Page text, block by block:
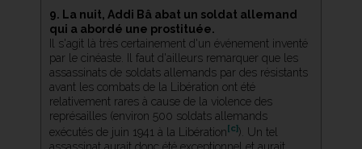
9. La nuit, Addi Bâ abat un soldat allemand
qui a abordé une prostituée.
Il s'agit là très certainement d'un événement inventé
par le cinéaste. Il faut d'ailleurs remarquer que les
assassinats de soldats allemands par des résistants
avant les combats de la Libération ont été
relativement rares à cause de la violence des
représailles (environ 500 soldats allemands
exécutés de juin 1941 à la Libération[c]). Un tel